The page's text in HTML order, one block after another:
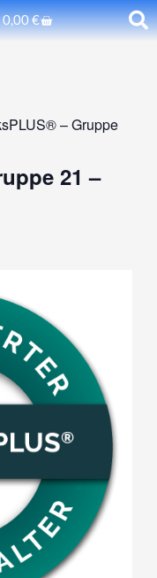
0,00€Warenkorb
– Gruppe
21 –